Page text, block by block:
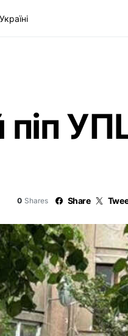
0 Shares Share